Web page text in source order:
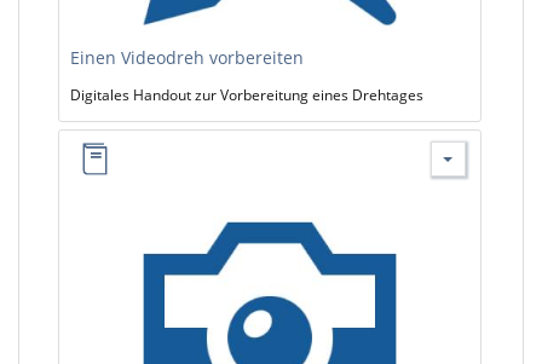
Einen Videodreh vorbereiten
Digitales Handout zur Vorbereitung eines Drehtages